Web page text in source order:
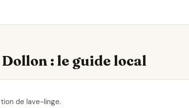
: le guide local
de lave-linge.